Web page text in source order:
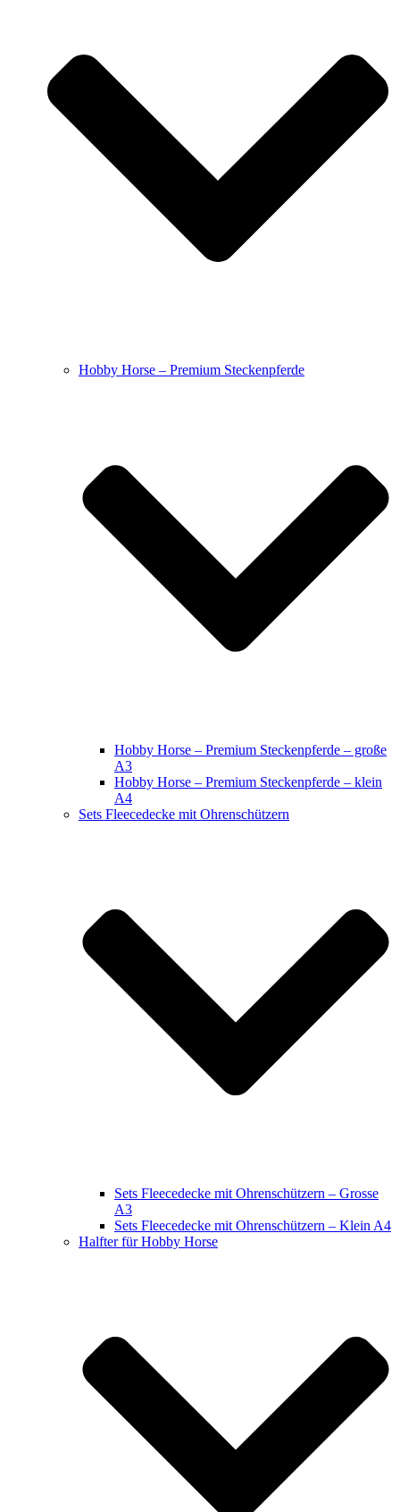
Hobby Horse – Premium Steckenpferde
Hobby Horse – Premium Steckenpferde – große
A3
Hobby Horse – Premium Steckenpferde – klein
A4
Sets Fleecedecke mit Ohrenschützern
Sets Fleecedecke mit Ohrenschützern – Grosse
A3
Sets Fleecedecke mit Ohrenschützern – Klein A4
Halfter für Hobby Horse